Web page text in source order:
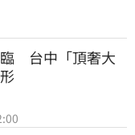
　台中「頂奢大